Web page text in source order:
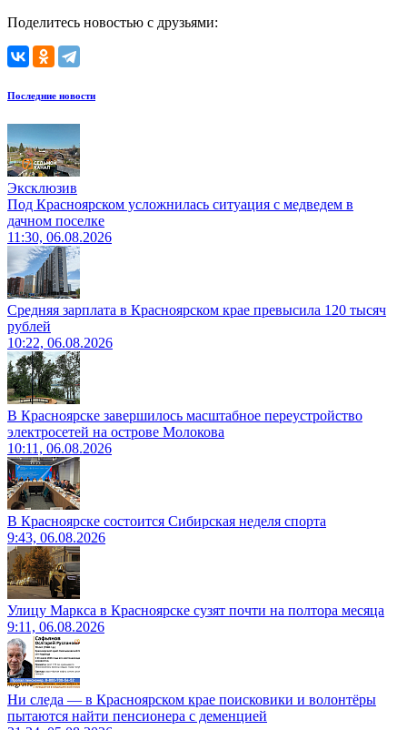
Поделитесь новостью с друзьями:
Последние новости
Эксклюзив
Под Красноярском усложнилась ситуация с медведем в
дачном поселке
11:30, 06.08.2026
Средняя зарплата в Красноярском крае превысила 120 тысяч
рублей
10:22, 06.08.2026
В Красноярске завершилось масштабное переустройство
электросетей на острове Молокова
10:11, 06.08.2026
В Красноярске состоится Сибирская неделя спорта
9:43, 06.08.2026
Улицу Маркса в Красноярске сузят почти на полтора месяца
9:11, 06.08.2026
Ни следа — в Красноярском крае поисковики и волонтёры
пытаются найти пенсионера с деменцией